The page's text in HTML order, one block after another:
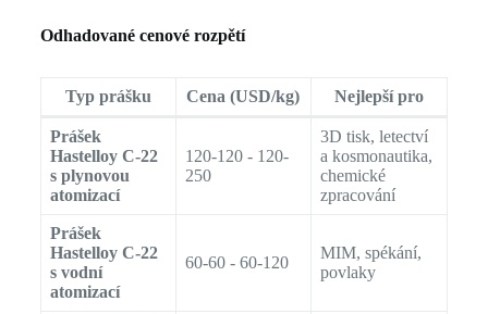
Odhadované cenové rozpětí
Typ prášku Cena (USD/kg) Nejlepší pro
Prášek
Hastelloy C-22
s plynovou
atomizací
120-120 - 120-
250
3D tisk, letectví
a kosmonautika,
chemické
zpracování
Prášek
Hastelloy C-22
s vodní
atomizací
60-60 - 60-120
MIM, spékání,
povlaky